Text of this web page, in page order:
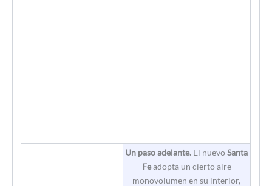
Un paso adelante. El nuevoSanta
Feadopta un cierto aire
monovolumen en su interior,